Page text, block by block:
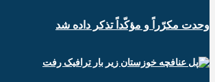
وحدت مکرّراً و مؤکّداً تذکر داده شد